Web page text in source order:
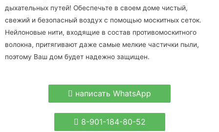
дыхательных путей! Обеспечьте в своем доме чистый,
свежий и безопасный воздух с помощью москитных сеток.
Нейлоновые нити, входящие в состав противомоскитного
волокна, притягивают даже самые мелкие частички пыли,
поэтому Ваш дом будет надежно защищен.
написать WhatsApp
8-901-184-80-52